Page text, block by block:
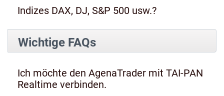
Indizes DAX, DJ, S&P 500 usw.?
Wichtige FAQs
Ich möchte den AgenaTrader mit TAI-PAN
Realtime verbinden.